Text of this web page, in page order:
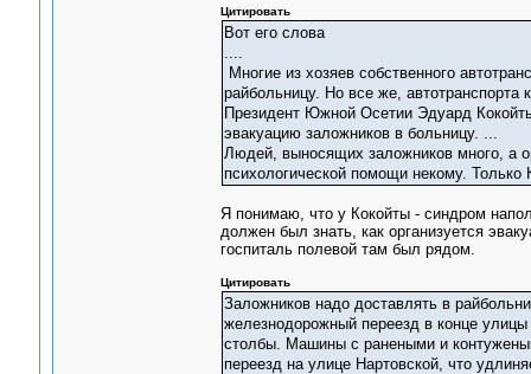
Цитировать
Вот его слова
....
Многие из хозяев собственного
райбольницу. Но все же, автотранспорта
Президент Южной Осетии Эдуард
эвакуацию заложников в больницу. ...
Людей, выносящих заложников много, а
психологической помощи некому. Только
Я понимаю, что у Кокойты - синдром
должен был знать, как организуется
госпиталь полевой там был рядом.
Цитировать
Заложников надо доставлять в
железнодорожный переезд в конце
столбы. Машины с ранеными и
переезд на улице Нартовской, что